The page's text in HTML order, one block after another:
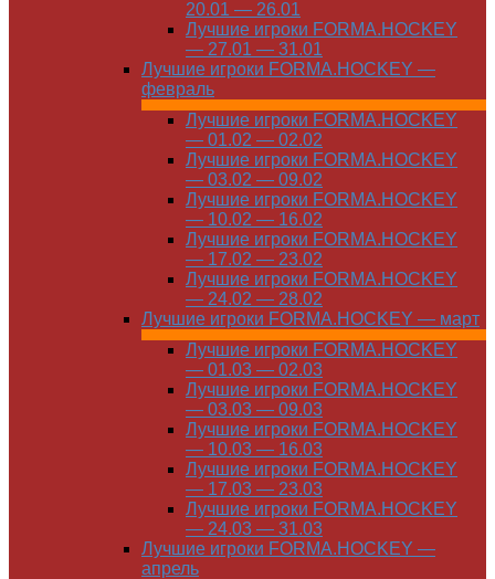
20.01 — 26.01
Лучшие игроки FORMA.HOCKEY
— 27.01 — 31.01
Лучшие игроки FORMA.HOCKEY —
февраль
Лучшие игроки FORMA.HOCKEY
— 01.02 — 02.02
Лучшие игроки FORMA.HOCKEY
— 03.02 — 09.02
Лучшие игроки FORMA.HOCKEY
— 10.02 — 16.02
Лучшие игроки FORMA.HOCKEY
— 17.02 — 23.02
Лучшие игроки FORMA.HOCKEY
— 24.02 — 28.02
Лучшие игроки FORMA.HOCKEY — март
Лучшие игроки FORMA.HOCKEY
— 01.03 — 02.03
Лучшие игроки FORMA.HOCKEY
— 03.03 — 09.03
Лучшие игроки FORMA.HOCKEY
— 10.03 — 16.03
Лучшие игроки FORMA.HOCKEY
— 17.03 — 23.03
Лучшие игроки FORMA.HOCKEY
— 24.03 — 31.03
Лучшие игроки FORMA.HOCKEY —
апрель